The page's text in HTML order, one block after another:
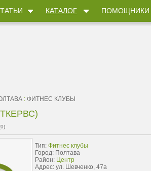
КАТАЛОГ ПОМОЩНИКИ
: ФИТНЕС КЛУБЫ
Тип: Фитнес клубы
Город: Полтава
Район: Центр
Адрес: ул. Шевченко, 47а